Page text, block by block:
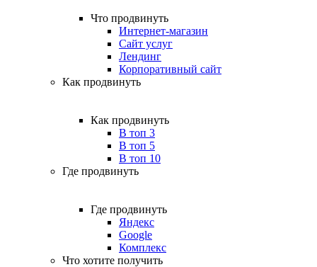
Что продвинуть
Интернет-магазин
Сайт услуг
Лендинг
Корпоративный сайт
Как продвинуть
Как продвинуть
В топ 3
В топ 5
В топ 10
Где продвинуть
Где продвинуть
Яндекс
Google
Комплекс
Что хотите получить